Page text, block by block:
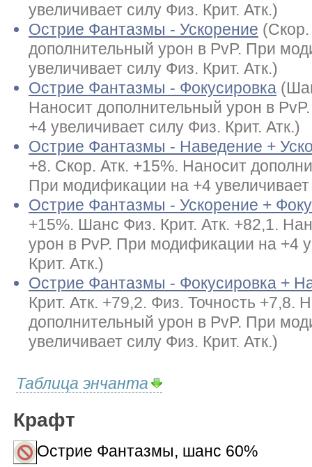
увеличивает силу Физ. Крит. Атк.)
Острие Фантазмы - Ускорение
дополнительный урон в PvP. При
увеличивает силу Физ. Крит. Атк.)
Острие Фантазмы - Фокусировка
Наносит дополнительный урон в
+4 увеличивает силу Физ. Крит. Атк.)
Острие Фантазмы - Наведение +
+8. Скор. Атк. +15%. Наносит
При модификации на +4 увеличивает
Острие Фантазмы - Ускорение +
+15%. Шанс Физ. Крит. Атк. +82,1.
урон в PvP. При модификации на +4
Крит. Атк.)
Острие Фантазмы - Фокусировка +
Крит. Атк. +79,2. Физ. Точность +7,8.
дополнительный урон в PvP. При
увеличивает силу Физ. Крит. Атк.)
Таблица энчанта
Крафт
Острие Фантазмы, шанс 60%